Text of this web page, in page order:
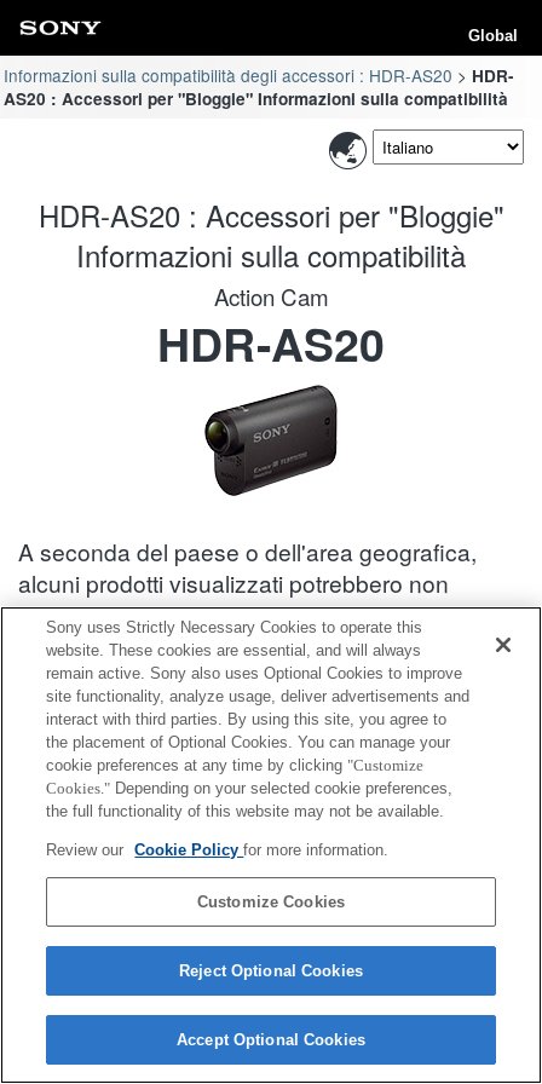
Global
Informazioni sulla compatibilità degli accessori : HDR-AS20
HDR-
AS20 : Accessori per "Bloggie" Informazioni sulla compatibilità
HDR-AS20 : Accessori per "Bloggie"
Informazioni sulla compatibilità
Action Cam
HDR-AS20
A seconda del paese o dell'area geografica,
alcuni prodotti visualizzati potrebbero non
essere disponibili.
Informazioni sulla compatibilità degli accessori : HDR-AS20
Accessori per "Bloggie"
Completamente compatibile
Compatibile, ma con restrizioni
Contact Us Cookie Policy
Sony uses Strictly Necessary Cookies to operate this
website. These cookies are essential, and will always
remain active. Sony also uses Optional Cookies to improve
site functionality, analyze usage, deliver advertisements and
interact with third parties. By using this site, you agree to
the placement of Optional Cookies. You can manage your
cookie preferences at any time by clicking "Customize
Cookies." Depending on your selected cookie preferences,
the full functionality of this website may not be available.
Review our Cookie Policyfor more information.
Customize Cookies
Reject Optional Cookies
Accept Optional Cookies